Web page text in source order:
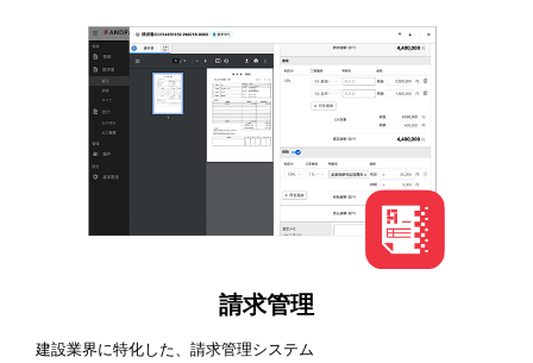
請求管理
建設業界に特化した、請求管理システム